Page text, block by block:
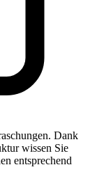
Dank
wissen Sie
entsprechend